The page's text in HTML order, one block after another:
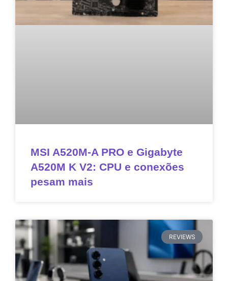
MSI A520M-A PRO e Gigabyte
A520M K V2: CPU e conexões
pesam mais
REVIEWS